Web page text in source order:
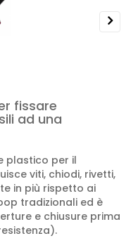
fissare
ad una
plastico per il
viti, chiodi, rivetti,
in più rispetto ai
tradizionali ed è
e chiusure prima